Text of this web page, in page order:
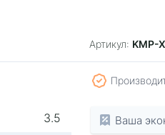
Артикул: KMP-
3.5
Ваша